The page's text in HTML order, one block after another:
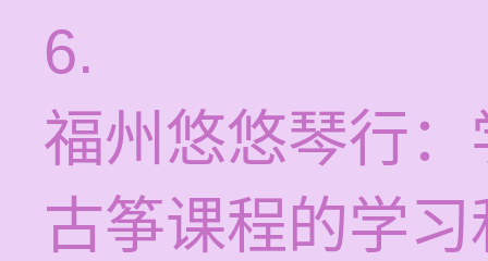
6.
福州悠悠琴行
古筝课程的学